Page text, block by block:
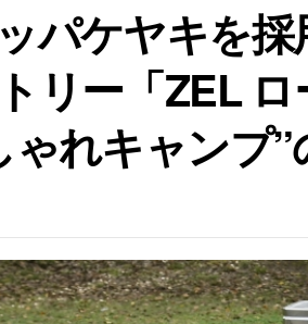
パケヤキを
リー「ZEL ロ
ゃれキャンプ